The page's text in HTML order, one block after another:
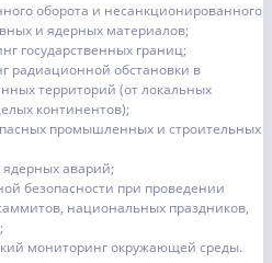
оборота и несанкционированного
и ядерных материалов;
государственных границ;
радиационной обстановки в
территорий (от локальных
континентов);
промышленных и строительных
аварий;
безопасности при проведении
национальных праздников,
мониторинг окружающей среды.